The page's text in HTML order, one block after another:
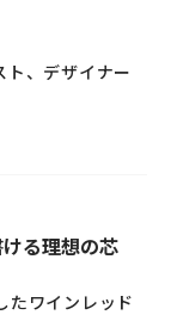
ト、デザイナー
る理想の芯
たワインレッド